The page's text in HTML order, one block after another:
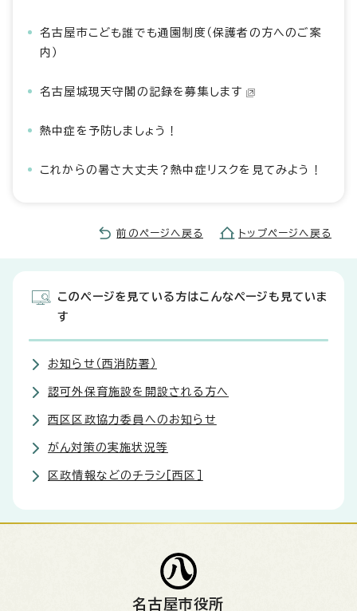
名古屋市こども誰でも通園制度（保護者の方へのご案
内）
名古屋城現天守閣の記録を募集します
熱中症を予防しましょう！
これからの暑さ大丈夫？熱中症リスクを見てみよう！
前のページへ戻る トップページへ戻る
このページを見ている方はこんなページも見ていま
す
お知らせ（西消防署）
認可外保育施設を開設される方へ
西区区政協力委員へのお知らせ
がん対策の実施状況等
区政情報などのチラシ［西区］
名古屋市役所